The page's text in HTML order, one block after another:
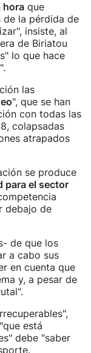
hora que
de la pérdida de
insiste, al
de Biriatou
lo que hace
las
", que se han
con todas las
colapsadas
atrapados
se produce
para el sector
debajo de
de que los
a cabo sus
en cuenta que
y, a pesar de
brutal".
está
debe "saber